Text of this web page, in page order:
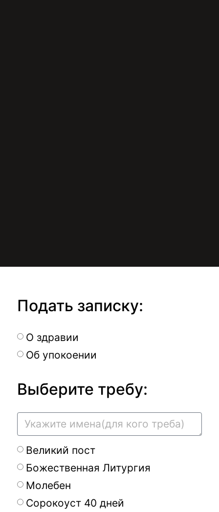
Подать записку:
О здравии
Об упокоении
Выберите требу:
Великий пост
Божественная Литургия
Молебен
Сорокоуст 40 дней